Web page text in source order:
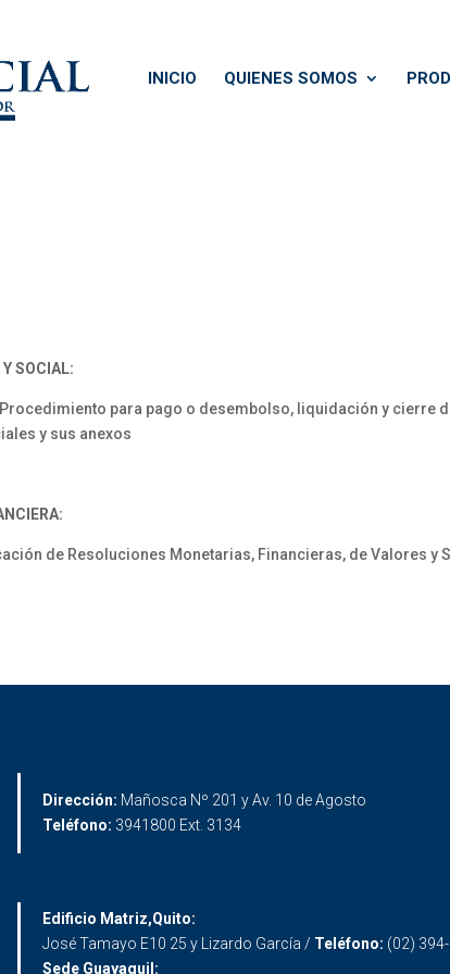
INICIO QUIENES SOMOS
SOCIAL:
Procedimiento para pago o desembolso, liquidación y
y sus anexos
de Resoluciones Monetarias, Financieras, de Valores y
Dirección: Mañosca Nº 201 y Av. 10 de Agosto
Teléfono: 3941800 Ext. 3134
Edificio Matriz,Quito:
José Tamayo E10 25 y Lizardo García / Teléfono: (02)
Sede Guayaquil: